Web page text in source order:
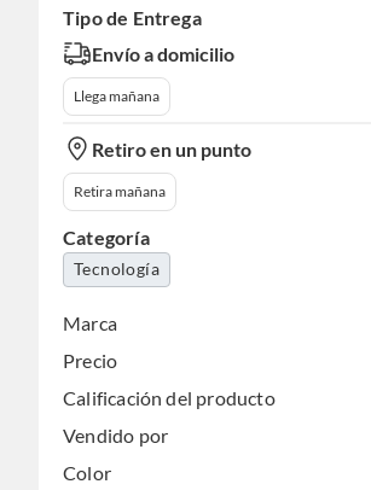
Tipo de Entrega
Envío a domicilio
Llega mañana
Retiro en un punto
Retira mañana
Categoría
Tecnología
Marca
Precio
Calificación del producto
Vendido por
Color